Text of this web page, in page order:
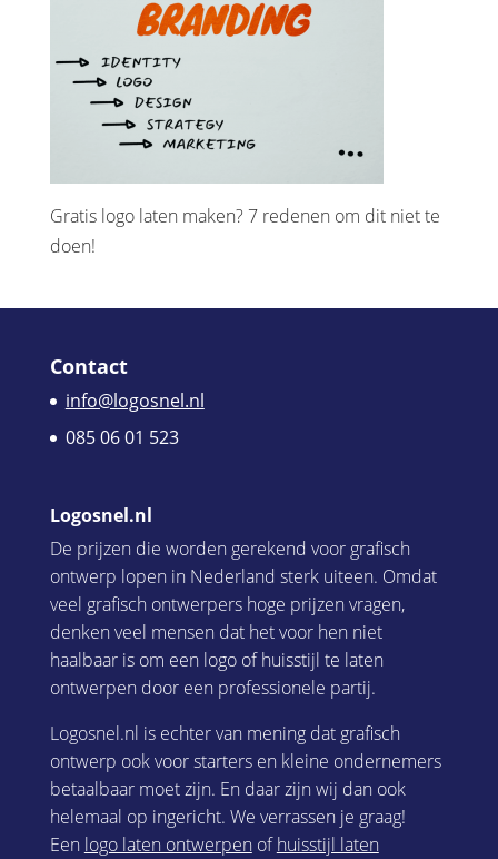
Gratis logo laten maken? 7 redenen om dit niet te
doen!
Contact
info@logosnel.nl
085 06 01 523
Logosnel.nl
De prijzen die worden gerekend voor grafisch
ontwerp lopen in Nederland sterk uiteen. Omdat
veel grafisch ontwerpers hoge prijzen vragen,
denken veel mensen dat het voor hen niet
haalbaar is om een logo of huisstijl te laten
ontwerpen door een professionele partij.
Logosnel.nl is echter van mening dat grafisch
ontwerp ook voor starters en kleine ondernemers
betaalbaar moet zijn. En daar zijn wij dan ook
helemaal op ingericht. We verrassen je graag!
Een logo laten ontwerpenofhuisstijl laten